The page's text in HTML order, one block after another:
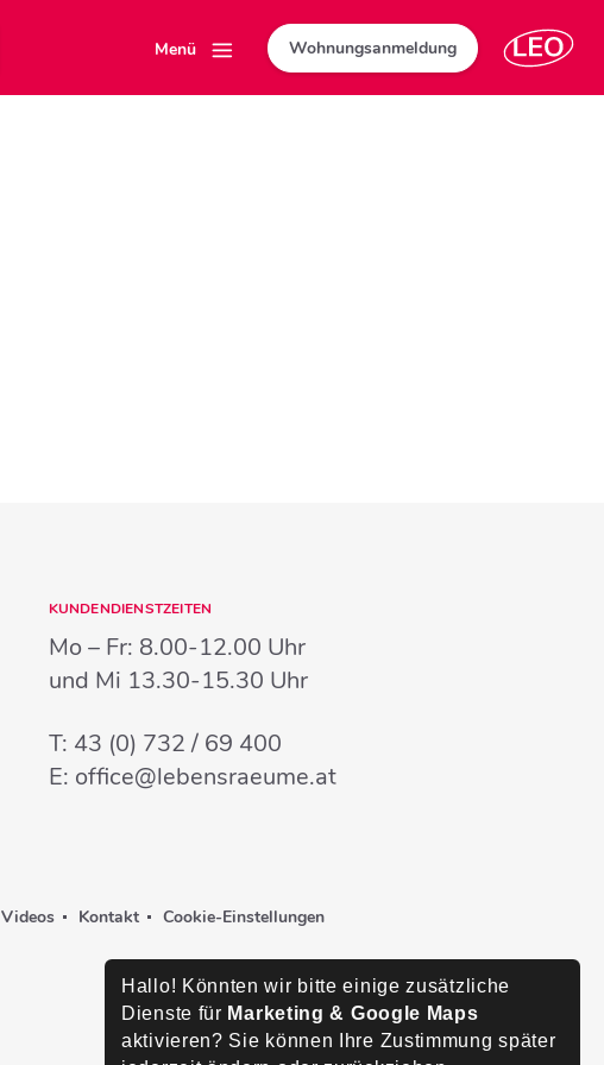
Menü Wohnungsanmeldung
KUNDENDIENSTZEITEN
Mo – Fr: 8.00-12.00 Uhr
und Mi 13.30-15.30 Uhr
T: 43 (0) 732 / 69 400
E: office@lebensraeume.at
Kontakt Cookie-Einstellungen
Hallo! Könnten wir bitte einige zusätzliche
Dienste für Marketing & Google Maps
aktivieren? Sie können Ihre Zustimmung später